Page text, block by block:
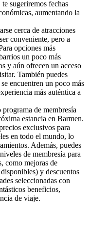
sugeriremos fechas
aumentando la
cerca de atracciones
conveniente, pero a
opciones más
un poco más
y aún ofrecen un acceso
También puedes
encuentren un poco más
más auténtica a
programa de membresía
estancia en Barmen.
exclusivos para
en todo el mundo, lo
Además, puedes
de membresía para
como mejoras de
y descuentos
seleccionadas con
beneficios,
de viaje.